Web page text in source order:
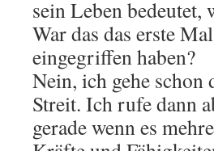
sein Leben bedeutet,
War das das erste
eingegriffen haben?
Nein, ich gehe schon
Streit. Ich rufe dann
gerade wenn es